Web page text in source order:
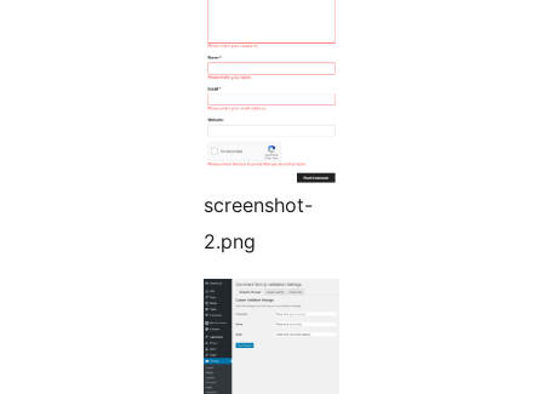
screenshot-
2.png